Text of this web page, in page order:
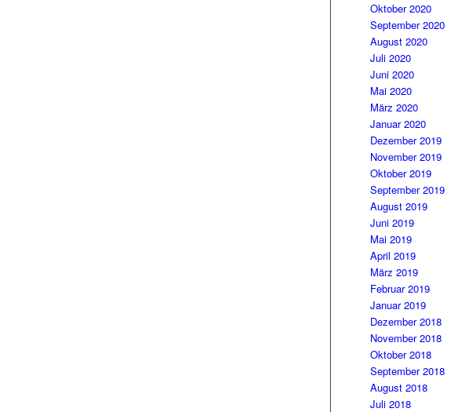
Oktober 2020
September 2020
August 2020
Juli 2020
Juni 2020
Mai 2020
März 2020
Januar 2020
Dezember 2019
November 2019
Oktober 2019
September 2019
August 2019
Juni 2019
Mai 2019
April 2019
März 2019
Februar 2019
Januar 2019
Dezember 2018
November 2018
Oktober 2018
September 2018
August 2018
Juli 2018